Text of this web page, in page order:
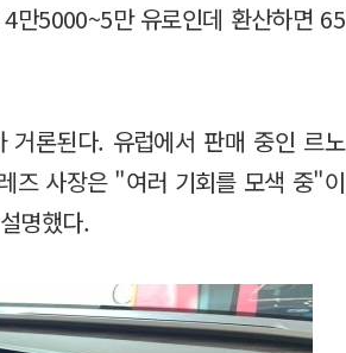
만5000~5만 유로인데 환산하면 65
론된다. 유럽에서 판매 중인 르노
즈 사장은 "여러 기회를 모색 중"이
명했다.